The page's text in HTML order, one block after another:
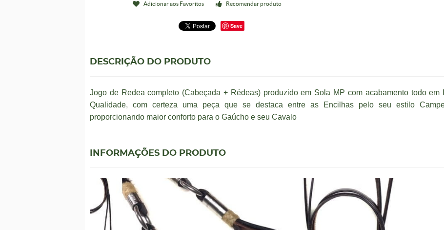
Adicionar aos Favoritos Recomendar produto
Save
DESCRIÇÃO DO PRODUTO
Jogo de Redea completo (Cabeçada + Rédeas) produzido em Sola MP com acabamento todo em
Qualidade, com certeza uma peça que se destaca entre as Encilhas pelo seu estilo
proporcionando maior conforto para o Gaúcho e seu Cavalo
INFORMAÇÕES DO PRODUTO